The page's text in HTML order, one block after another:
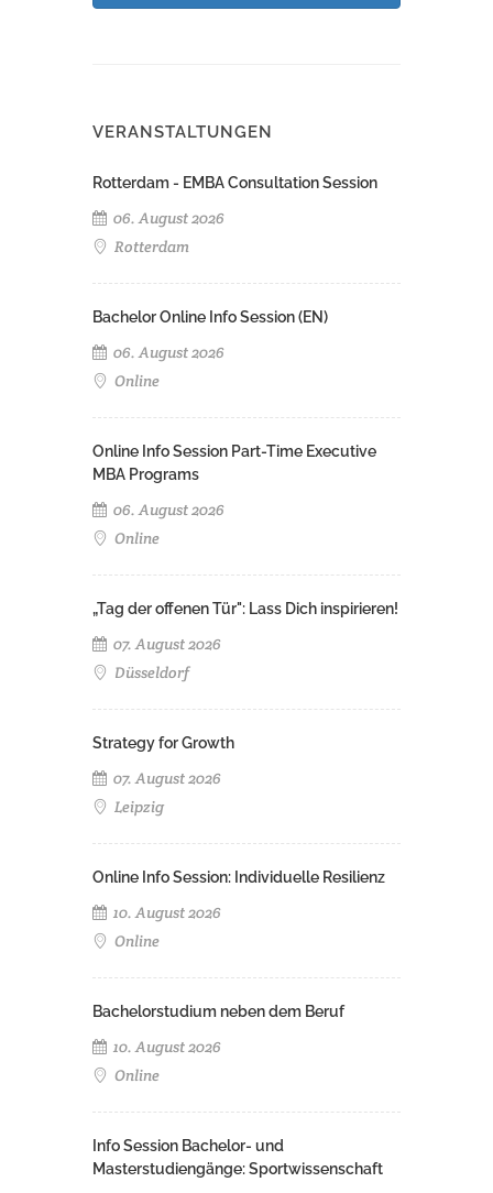
VERANSTALTUNGEN
Rotterdam - EMBA Consultation Session
06. August 2026
Rotterdam
Bachelor Online Info Session (EN)
06. August 2026
Online
Online Info Session Part-Time Executive
MBA Programs
06. August 2026
Online
„Tag der offenen Tür": Lass Dich inspirieren!
07. August 2026
Düsseldorf
Strategy for Growth
07. August 2026
Leipzig
Online Info Session: Individuelle Resilienz
10. August 2026
Online
Bachelorstudium neben dem Beruf
10. August 2026
Online
Info Session Bachelor- und
Masterstudiengänge: Sportwissenschaft